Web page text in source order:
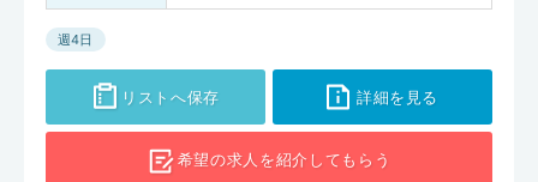
週4日
リストへ保存 詳細を見る
希望の求人を紹介してもらう